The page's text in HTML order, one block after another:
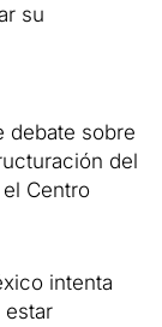
su
debate sobre
del
Centro
intenta
estar